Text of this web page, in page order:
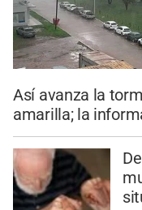
Así avanza la
amarilla; la